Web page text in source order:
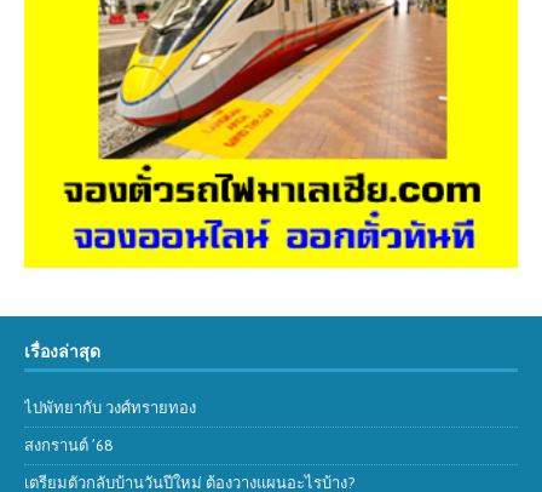
เรื่องล่าสุด
ไปพัทยากับ วงศ์ทรายทอง
สงกรานต์ ’68
เตรียมตัวกลับบ้านวันปีใหม่ ต้องวางแผนอะไรบ้าง?